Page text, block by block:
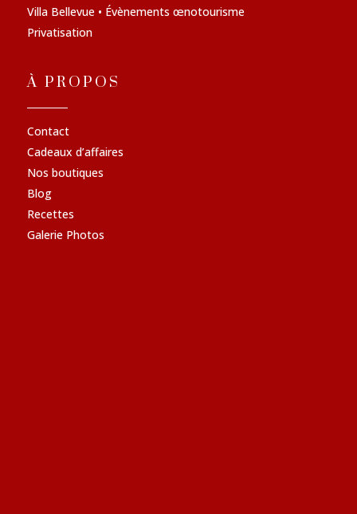
Villa Bellevue • Évènements œnotourisme
Privatisation
À PROPOS
Contact
Cadeaux d’affaires
Nos boutiques
Blog
Recettes
Galerie Photos